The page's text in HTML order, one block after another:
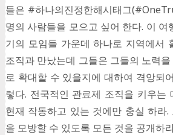
들은 #하나의진정한해시태그
명의 사람들을 모으고 싶어 한다. 이 여
기의 모임들 가운데 하나로 지역에서
조직과 만났는데 그들은 그들의 노력
로 확대할 수 있을지에 대하여 격앙되
렇다. 전국적인 관료제 조직을 키우는
현재 작동하고 있는 것에만 충실 하라.
을 모방할 수 있도록 모든 것을 공개하